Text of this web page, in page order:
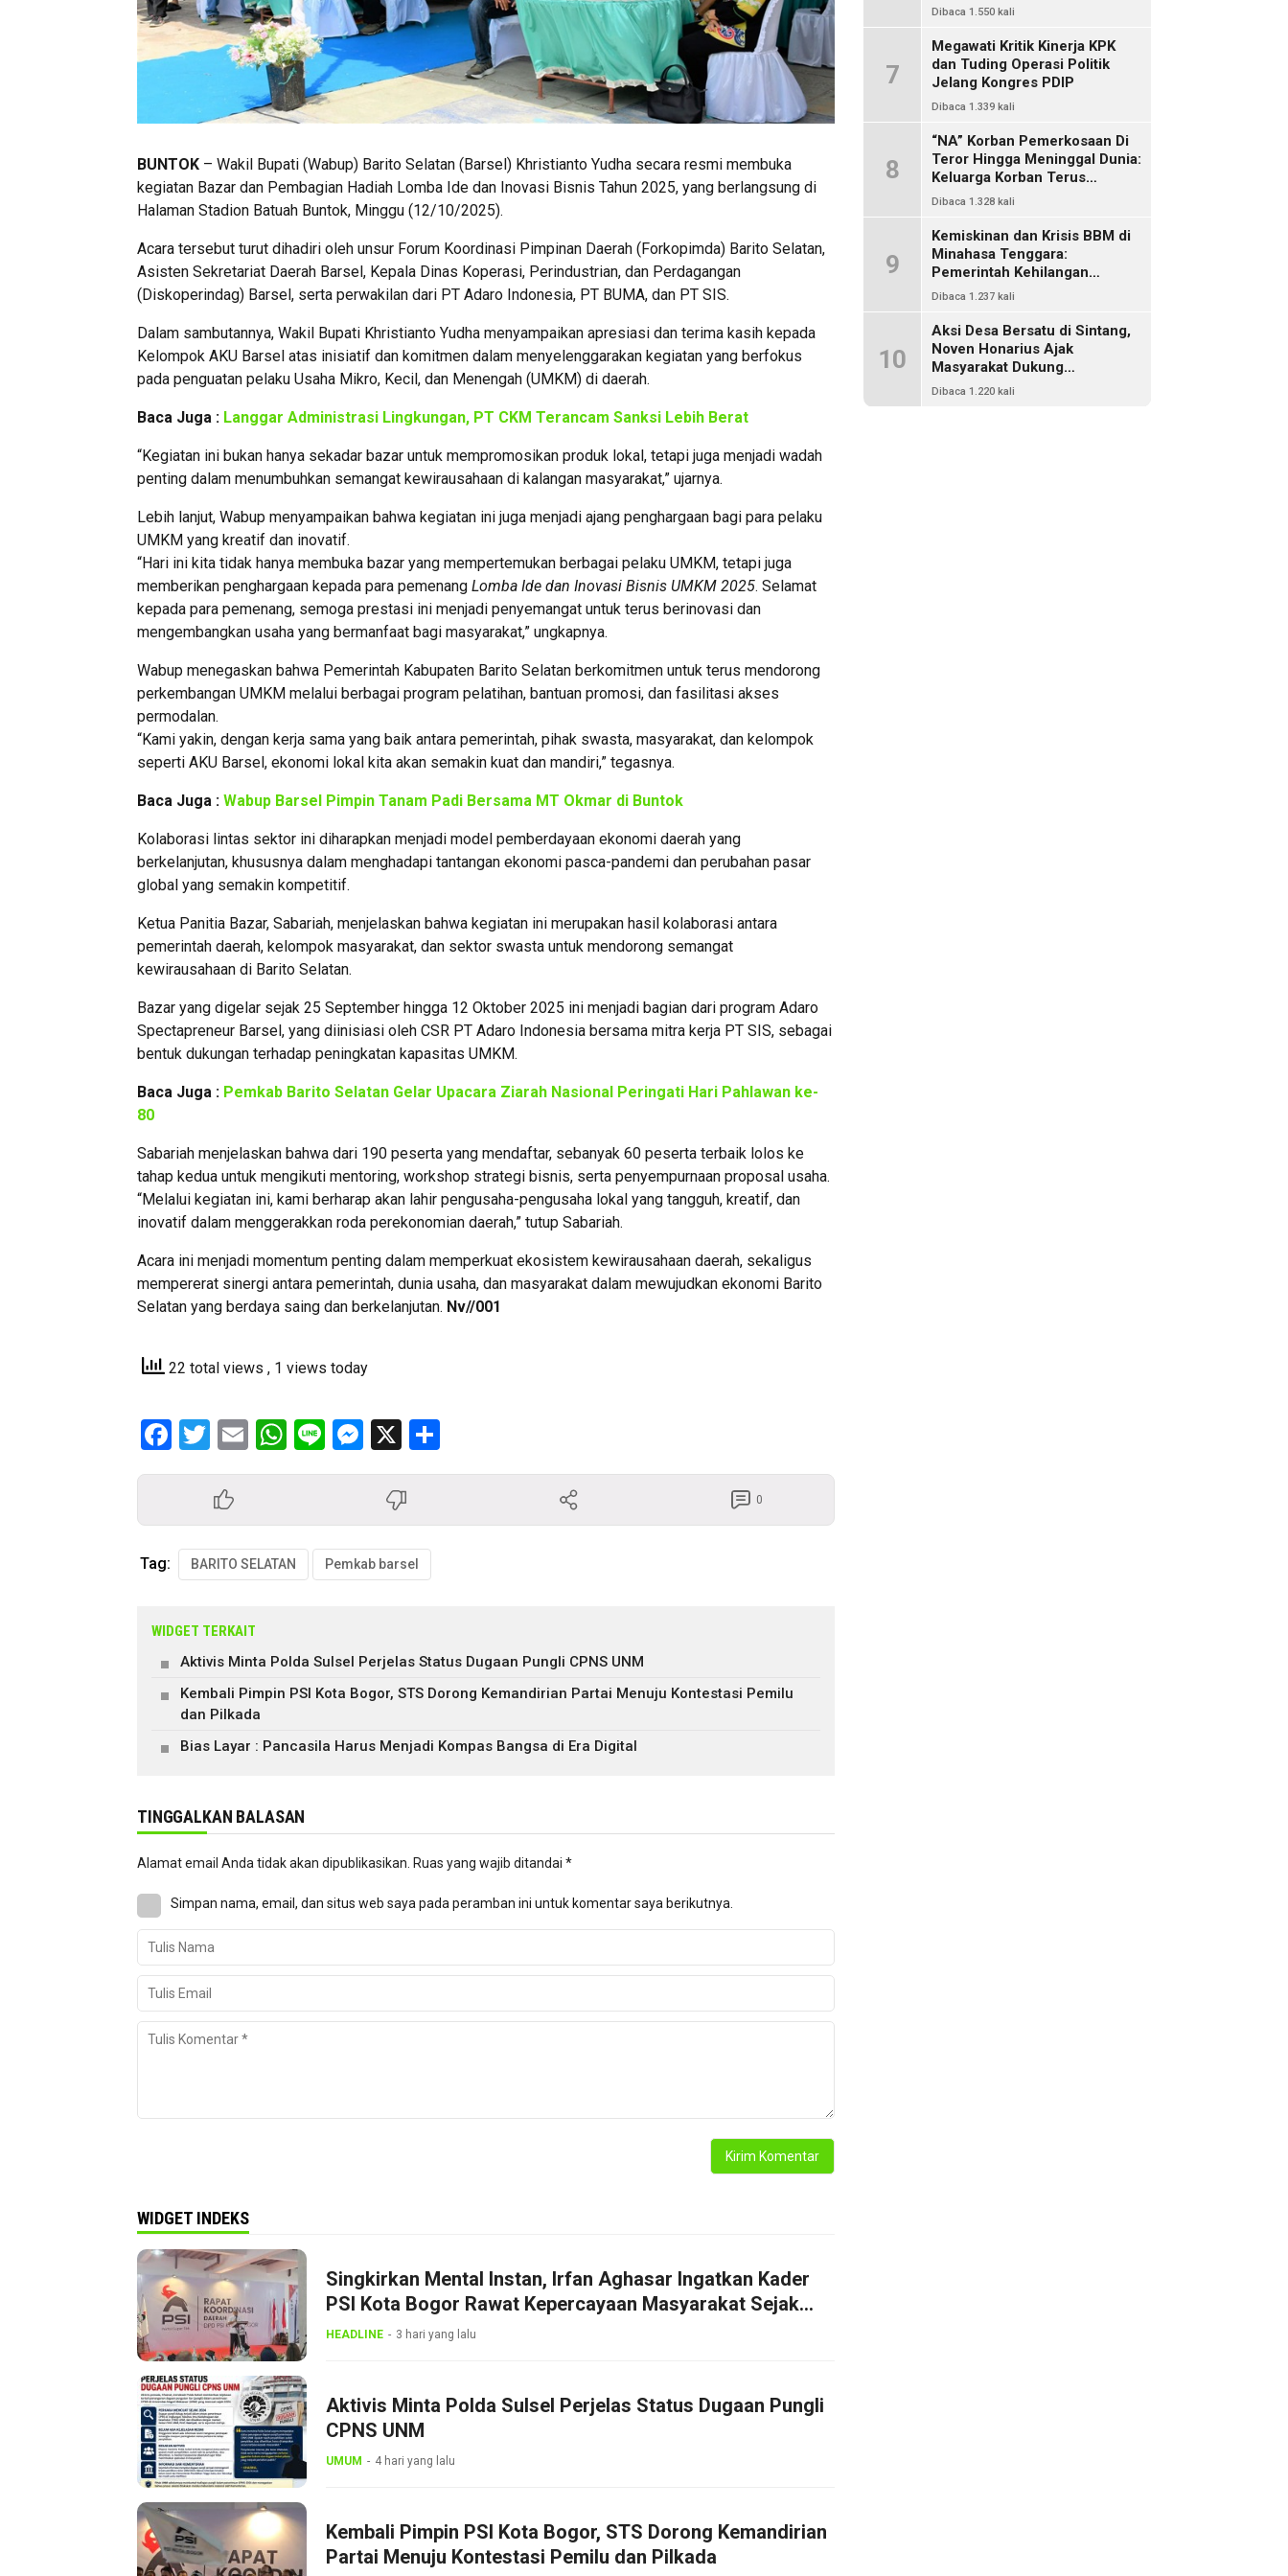
BUNTOK – Wakil Bupati (Wabup) Barito Selatan (Barsel) Khristianto Yudha secara resmi membuka
kegiatan Bazar dan Pembagian Hadiah Lomba Ide dan Inovasi Bisnis Tahun 2025, yang berlangsung di
Halaman Stadion Batuah Buntok, Minggu (12/10/2025).
Acara tersebut turut dihadiri oleh unsur Forum Koordinasi Pimpinan Daerah (Forkopimda) Barito Selatan,
Asisten Sekretariat Daerah Barsel, Kepala Dinas Koperasi, Perindustrian, dan Perdagangan
(Diskoperindag) Barsel, serta perwakilan dari PT Adaro Indonesia, PT BUMA, dan PT SIS.
Dalam sambutannya, Wakil Bupati Khristianto Yudha menyampaikan apresiasi dan terima kasih kepada
Kelompok AKU Barsel atas inisiatif dan komitmen dalam menyelenggarakan kegiatan yang berfokus
pada penguatan pelaku Usaha Mikro, Kecil, dan Menengah (UMKM) di daerah.
Baca Juga : Langgar Administrasi Lingkungan, PT CKM Terancam Sanksi Lebih Berat
“Kegiatan ini bukan hanya sekadar bazar untuk mempromosikan produk lokal, tetapi juga menjadi wadah
penting dalam menumbuhkan semangat kewirausahaan di kalangan masyarakat,” ujarnya.
Lebih lanjut, Wabup menyampaikan bahwa kegiatan ini juga menjadi ajang penghargaan bagi para pelaku
UMKM yang kreatif dan inovatif.
“Hari ini kita tidak hanya membuka bazar yang mempertemukan berbagai pelaku UMKM, tetapi juga
memberikan penghargaan kepada para pemenang Lomba Ide dan Inovasi Bisnis UMKM 2025. Selamat
kepada para pemenang, semoga prestasi ini menjadi penyemangat untuk terus berinovasi dan
mengembangkan usaha yang bermanfaat bagi masyarakat,” ungkapnya.
Wabup menegaskan bahwa Pemerintah Kabupaten Barito Selatan berkomitmen untuk terus mendorong
perkembangan UMKM melalui berbagai program pelatihan, bantuan promosi, dan fasilitasi akses
permodalan.
“Kami yakin, dengan kerja sama yang baik antara pemerintah, pihak swasta, masyarakat, dan kelompok
seperti AKU Barsel, ekonomi lokal kita akan semakin kuat dan mandiri,” tegasnya.
Baca Juga : Wabup Barsel Pimpin Tanam Padi Bersama MT Okmar di Buntok
Kolaborasi lintas sektor ini diharapkan menjadi model pemberdayaan ekonomi daerah yang
berkelanjutan, khususnya dalam menghadapi tantangan ekonomi pasca-pandemi dan perubahan pasar
global yang semakin kompetitif.
Ketua Panitia Bazar, Sabariah, menjelaskan bahwa kegiatan ini merupakan hasil kolaborasi antara
pemerintah daerah, kelompok masyarakat, dan sektor swasta untuk mendorong semangat
kewirausahaan di Barito Selatan.
Bazar yang digelar sejak 25 September hingga 12 Oktober 2025 ini menjadi bagian dari program Adaro
Spectapreneur Barsel, yang diinisiasi oleh CSR PT Adaro Indonesia bersama mitra kerja PT SIS, sebagai
bentuk dukungan terhadap peningkatan kapasitas UMKM.
Baca Juga : Pemkab Barito Selatan Gelar Upacara Ziarah Nasional Peringati Hari Pahlawan ke-
80
Sabariah menjelaskan bahwa dari 190 peserta yang mendaftar, sebanyak 60 peserta terbaik lolos ke
tahap kedua untuk mengikuti mentoring, workshop strategi bisnis, serta penyempurnaan proposal usaha.
“Melalui kegiatan ini, kami berharap akan lahir pengusaha-pengusaha lokal yang tangguh, kreatif, dan
inovatif dalam menggerakkan roda perekonomian daerah,” tutup Sabariah.
Acara ini menjadi momentum penting dalam memperkuat ekosistem kewirausahaan daerah, sekaligus
mempererat sinergi antara pemerintah, dunia usaha, dan masyarakat dalam mewujudkan ekonomi Barito
Selatan yang berdaya saing dan berkelanjutan. Nv//001
22 total views , 1 views today
Facebook
Twitter
EmailWhatsApp
LineMessenger
X
0
Tag: BARITO SELATAN Pemkab barsel
WIDGET TERKAIT
Aktivis Minta Polda Sulsel Perjelas Status Dugaan Pungli CPNS UNM
Kembali Pimpin PSI Kota Bogor, STS Dorong Kemandirian Partai Menuju Kontestasi Pemilu
dan Pilkada
Bias Layar : Pancasila Harus Menjadi Kompas Bangsa di Era Digital
TINGGALKAN BALASAN
Alamat email Anda tidak akan dipublikasikan. Ruas yang wajib ditandai *
Simpan nama, email, dan situs web saya pada peramban ini untuk komentar saya berikutnya.
WIDGET INDEKS
Singkirkan Mental Instan, Irfan Aghasar Ingatkan Kader
PSI Kota Bogor Rawat Kepercayaan Masyarakat Sejak
Dini
HEADLINE 3 hari yang lalu
Aktivis Minta Polda Sulsel Perjelas Status Dugaan Pungli
CPNS UNM
UMUM 4 hari yang lalu
Kembali Pimpin PSI Kota Bogor, STS Dorong Kemandirian
Partai Menuju Kontestasi Pemilu dan Pilkada
Dikriminalisasi
Dibaca 1.550 kali
7
Megawati Kritik Kinerja KPK
dan Tuding Operasi Politik
Jelang Kongres PDIP
Dibaca 1.339 kali
8
“NA” Korban Pemerkosaan Di
Teror Hingga Meninggal Dunia:
Keluarga Korban Terus
Mencari Keadilan, Dimanakah
Dibaca 1.328 kali
9
Kemiskinan dan Krisis BBM di
Minahasa Tenggara:
Pemerintah Kehilangan
Kendali, DPRD Absen Dalam
Dibaca 1.237 kali
10
Aksi Desa Bersatu di Sintang,
Noven Honarius Ajak
Masyarakat Dukung
Pembebasan Kades Empanak
Dibaca 1.220 kali